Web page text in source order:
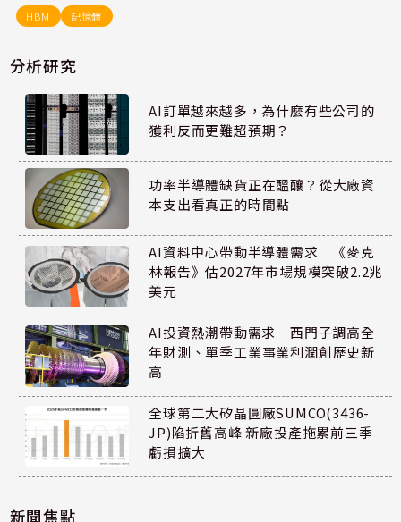
HBM 記憶體
分析研究
AI訂單越來越多，為什麼有些公司的
獲利反而更難超預期？
功率半導體缺貨正在醞釀？從大廠資
本支出看真正的時間點
AI資料中心帶動半導體需求 《麥克
林報告》估2027年市場規模突破2.2兆
美元
AI投資熱潮帶動需求 西門子調高全
年財測、單季工業事業利潤創歷史新
高
全球第二大矽晶圓廠SUMCO(3436-
JP)陷折舊高峰 新廠投產拖累前三季
虧損擴大
新聞焦點